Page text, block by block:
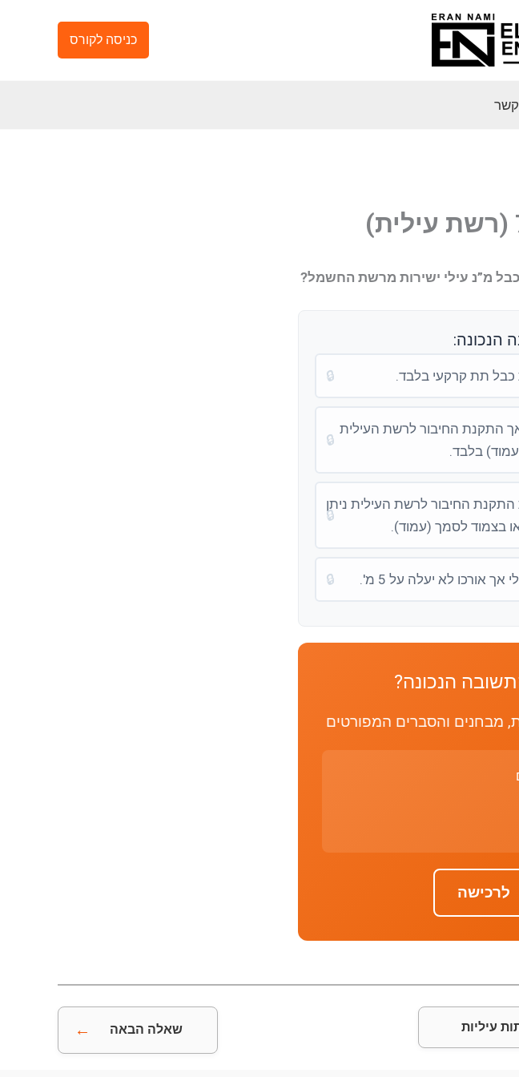
כניסה לקורס
קשר
מ”נ עילי ישירות מרשת החשמל?
הנכונה:
כבל תת קרקעי בלבד. 🔒
אך התקנת החיבור לרשת העילית
בלבד.
🔒
התקנת החיבור לרשת העילית ניתן
בצמוד לסמך (עמוד).
🔒
אורכו לא יעלה על 5 מ'. 🔒
הנכונה?
מבחנים והסברים המפורטים
לרכישה
שאלה הבאה ← עיליות